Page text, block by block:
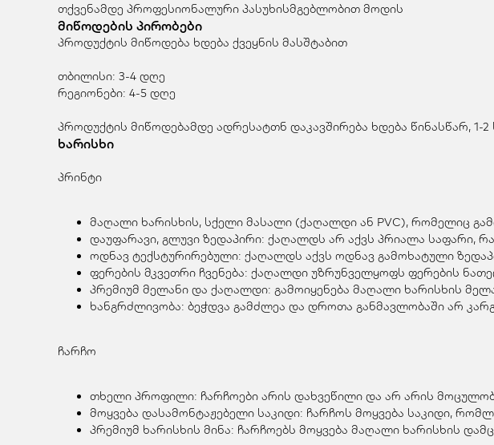
თქვენამდე პროფესიონალური პასუხისმგებლობით მოდის
მიწოდების პირობები
პროდუქტის მიწოდება ხდება ქვეყნის მასშტაბით
თბილისი: 3-4 დღე
რეგიონები: 4-5 დღე
პროდუქტის მიწოდებამდე ადრესატთნ დაკავშირება ხდება წინასწარ, 1-
ხარისხი
პრინტი
მაღალი ხარისხის, სქელი მასალი (ქაღალდი ან PVC), რომელიც
დაუფარავი, გლუვი ზედაპირი: ქაღალდს არ აქვს პრიალა საფარი,
ოდნავ ტექსტურირებული: ქაღალდს აქვს ოდნავ გამოხატული
ფერების მკვეთრი ჩვენება: ქაღალდი უზრუნველყოფს ფერების
პრემიუმ მელანი და ქაღალდი: გამოიყენება მაღალი ხარისხის
ხანგრძლივობა: ბეჭდვა გამძლეა და დროთა განმავლობაში არ
ჩარჩო
თხელი პროფილი: ჩარჩოები არის დახვეწილი და არ არის
მოყვება დასამონტაჟებელი საკიდი: ჩარჩოს მოყვება საკიდი,
პრემიუმ ხარისხის მინა: ჩარჩოებს მოყვება მაღალი ხარისხის